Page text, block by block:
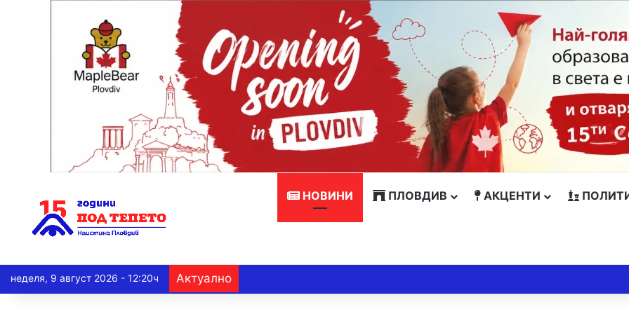
НОВИНИ ПЛОВДИВ АКЦЕНТИ
неделя, 9 август 2026 - 12:20ч Актуално